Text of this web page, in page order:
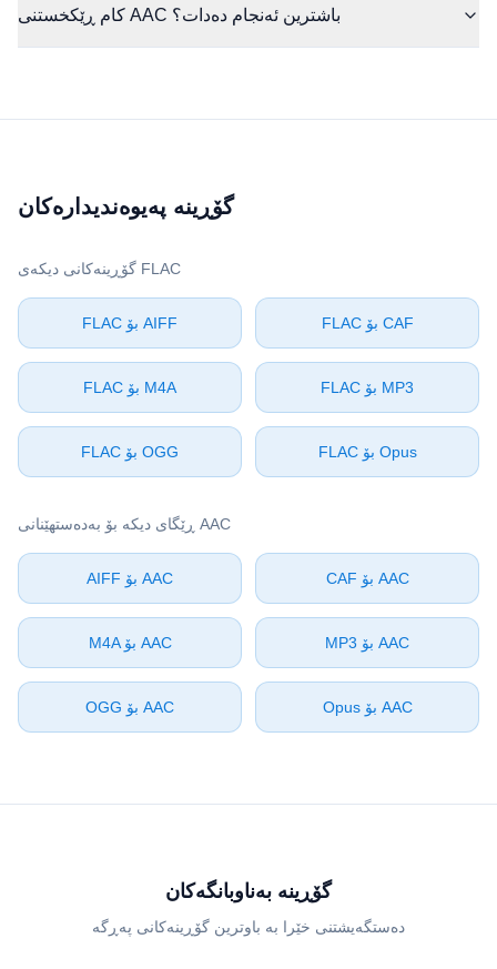
کام ڕێکخستنی AAC باشترین ئەنجام دەدات؟
گۆڕینە پەیوەندیدارەکان
⁦FLAC⁩ بۆ ⁦Opus⁩
⁦CAF⁩ بۆ ⁦AAC⁩
⁦M4A⁩ بۆ ⁦AAC⁩
⁦Opus⁩ بۆ ⁦AAC⁩
گۆڕینە بەناوبانگەکان
دەستگەیشتنی خێرا بە باوترین گۆڕینەکانی پەڕگە